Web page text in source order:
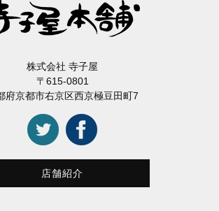
株式会社 寺子屋
〒615-0801
府京都市右京区西京極豆田町7
店舗紹介